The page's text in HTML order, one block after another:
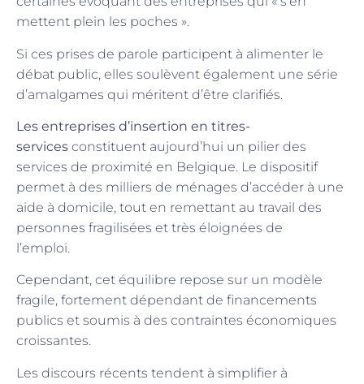
mettent plein les poches ».
Si ces prises de parole participent à alimenter le
débat public, elles soulèvent également une série
d’amalgames qui méritent d’être clarifiés.
Les entreprises d’insertion en titres-
services constituent aujourd’hui un pilier des
services de proximité en Belgique. Le dispositif
permet à des milliers de ménages d’accéder à une
aide à domicile, tout en remettant au travail des
personnes fragilisées et très éloignées de
l’emploi.
Cependant, cet équilibre repose sur un modèle
fragile, fortement dépendant de financements
publics et soumis à des contraintes économiques
croissantes.
Les discours récents tendent à simplifier à